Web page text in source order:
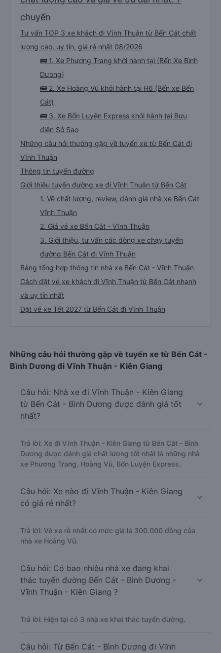
chuyến
Tư vấn TOP 3 xe khách đi Vĩnh Thuận từ Bến Cát chất
lượng cao, uy tín, giá rẻ nhất 08/2026
🚌 1. Xe Phương Trang khởi hành tại (Bến Xe Bình
Dương)
🚌 2. Xe Hoàng Vũ khởi hành tại H6 (Bến xe Bến
Cát)
🚌 3. Xe Bốn Luyện Express khởi hành tại Bưu
điện Sở Sao
Những câu hỏi thường gặp về tuyến xe từ Bến Cát đi
Vĩnh Thuận
Thông tin tuyến đường
Giới thiệu tuyến đường xe đi Vĩnh Thuận từ Bến Cát
1. Về chất lượng, review, đánh giá nhà xe Bến Cát
Vĩnh Thuận
2. Giá vé xe Bến Cát - Vĩnh Thuận
3. Giới thiệu, tư vấn các dòng xe chạy tuyến
đường Bến Cát đi Vĩnh Thuận
Bảng tổng hợp thông tin nhà xe Bến Cát - Vĩnh Thuận
Cách đặt vé xe khách đi Vĩnh Thuận từ Bến Cát nhanh
và uy tín nhất
Đặt vé xe Tết 2027 từ Bến Cát đi Vĩnh Thuận
Những câu hỏi thường gặp về tuyến xe từ Bến Cát -
Bình Dương đi Vĩnh Thuận - Kiên Giang
Câu hỏi: Nhà xe đi Vĩnh Thuận - Kiên Giang
từ Bến Cát - Bình Dương được đánh giá tốt
nhất?
Trả lời: Xe đi Vĩnh Thuận - Kiên Giang từ Bến Cát - Bình
Dương được đánh giá chất lượng tốt nhất là những nhà
xe Phương Trang, Hoàng Vũ, Bốn Luyện Express.
Câu hỏi: Xe nào đi Vĩnh Thuận - Kiên Giang
có giá rẻ nhất?
Trả lời: Vé xe rẻ nhất có mức giá là 300.000 đồng của
nhà xe Hoàng Vũ.
Câu hỏi: Có bao nhiêu nhà xe đang khai
thác tuyến đường Bến Cát - Bình Dương -
Vĩnh Thuận - Kiên Giang ?
Trả lời: Hiện tại có 3 nhà xe khai thác tuyến đường.
Câu hỏi: Từ Bến Cát - Bình Dương đi Vĩnh